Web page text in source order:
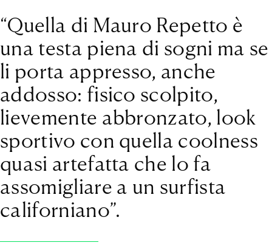
“Quella di Mauro Repetto è
una testa piena di sogni ma se
li porta appresso, anche
addosso: fisico scolpito,
lievemente abbronzato, look
sportivo con quella coolness
quasi artefatta che lo fa
assomigliare a un surfista
californiano”.